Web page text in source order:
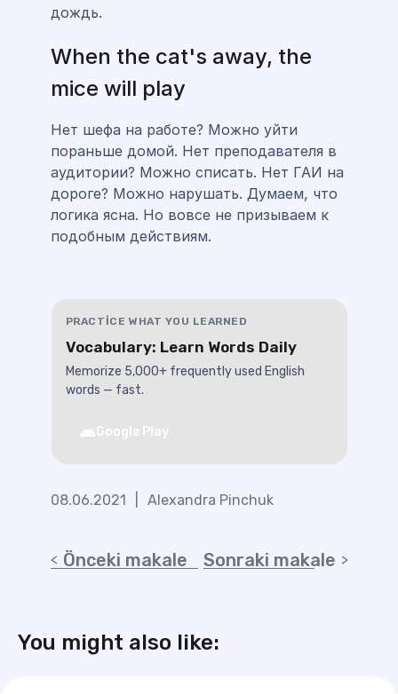
дождь.
When the cat's away, the
mice will play
Нет шефа на работе? Можно уйти
пораньше домой. Нет преподавателя в
аудитории? Можно списать. Нет ГАИ на
дороге? Можно нарушать. Думаем, что
логика ясна. Но вовсе не призываем к
подобным действиям.
PRACTICE WHAT YOU LEARNED
Vocabulary: Learn Words Daily
Memorize 5,000+ frequently used English
words — fast.
Google Play
08.06.2021 Alexandra Pinchuk
Önceki makale Sonraki makale
You might also like: